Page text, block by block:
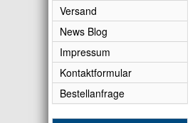
Versand
News Blog
Impressum
Kontaktformular
Bestellanfrage